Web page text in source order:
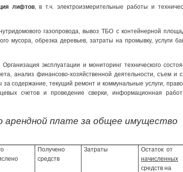
лифтов,в т.ч. электроизмерительные работы и
газопровода, вывоз ТБО с контейнерной
мусора, обрезка деревьев, затраты на промывку, услуги
Организация эксплуатации и мониторинг технического
анализ финансово-хозяйственной деятельности, съем и
содержание, текущий ремонт и коммунальные услуги,
счетов и проведение сверки, информационная
арендной плате за общее имущество
Получено
средств
Затраты
Остаток от
начисленных
средств на